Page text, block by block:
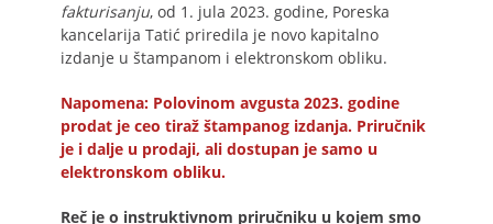
fakturisanju, od 1. jula 2023. godine, Poreska
kancelarija Tatić priredila je novo kapitalno
izdanje u štampanom i elektronskom obliku.
Napomena: Polovinom avgusta 2023. godine
prodat je ceo tiraž štampanog izdanja. Priručnik
je i dalje u prodaji, ali dostupan je samo u
elektronskom obliku.
Reč je o instruktivnom priručniku u kojem smo